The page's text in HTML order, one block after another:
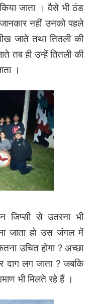
जाता । वैसे भी ठंड
नहीं उनको पहले
जाते तथा तितली की
तब ही उन्हें तितली की
।
जिप्सी से उतरना भी
जाता हो उस जंगल में
उचित होगा ? अच्छा
दाग लग जाता ? जबकि
भी मिलते रहे हैं ।